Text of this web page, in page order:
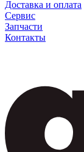
Доставка и оплата
Сервис
Запчасти
Контакты